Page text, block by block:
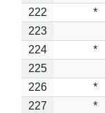
222
*
223
224
*
225
226
*
227
*